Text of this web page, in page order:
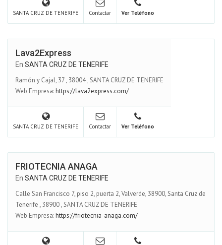
SANTA CRUZ DE TENERIFE Contactar Ver Teléfono
Lava2Express
En SANTA CRUZ DE TENERIFE
Ramón y Cajal, 37, 38004,SANTA CRUZ DE TENERIFE
Web Empresa:https://lava2express.com/
SANTA CRUZ DE TENERIFE Contactar Ver Teléfono
FRIOTECNIA ANAGA
En SANTA CRUZ DE TENERIFE
Calle San Francisco 7, piso 2, puerta 2, Valverde, 38900, Santa Cruz de
Tenerife , 38900,SANTA CRUZ DE TENERIFE
Web Empresa:https://friotecnia-anaga.com/